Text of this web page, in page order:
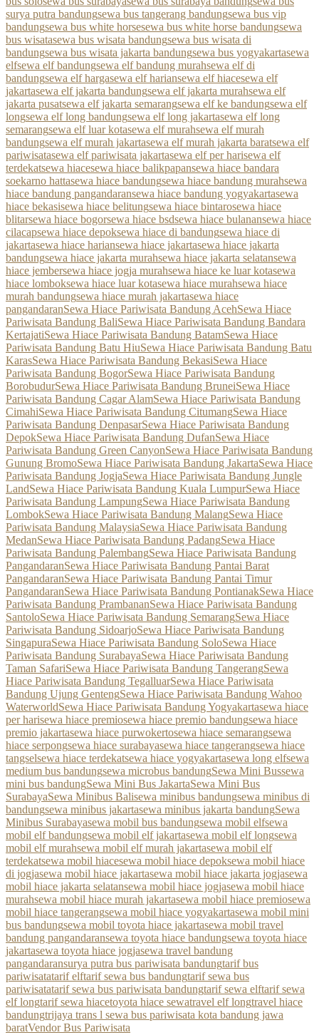
surya putra bandungsewa bus tangerang bandungsewa bus vip
bandungsewa bus white horsesewa bus white horse bandungsewa
bus wisatasewa bus wisata bandungsewa bus wisata di
bandungsewa bus wisata jakarta bandungsewa bus yogyakartasewa
elfsewa elf bandungsewa elf bandung murahsewa elf di
bandungsewa elf hargasewa elf hariansewa elf hiacesewa elf
jakartasewa elf jakarta bandungsewa elf jakarta murahsewa elf
jakarta pusatsewa elf jakarta semarangsewa elf ke bandungsewa elf
longsewa elf long bandungsewa elf long jakartasewa elf long
semarangsewa elf luar kotasewa elf murahsewa elf murah
bandungsewa elf murah jakartasewa elf murah jakarta baratsewa elf
pariwisatasewa elf pariwisata jakartasewa elf per harisewa elf
terdekatsewa hiacesewa hiace balikpapansewa hiace bandara
soekarno hattasewa hiace bandungsewa hiace bandung murahsewa
hiace bandung pangandaransewa hiace bandung yogyakartasewa
hiace bekasisewa hiace belitungsewa hiace bintarosewa hiace
blitarsewa hiace bogorsewa hiace bsdsewa hiace bulanansewa hiace
cilacapsewa hiace depoksewa hiace di bandungsewa hiace di
jakartasewa hiace hariansewa hiace jakartasewa hiace jakarta
bandungsewa hiace jakarta murahsewa hiace jakarta selatansewa
hiace jembersewa hiace jogja murahsewa hiace ke luar kotasewa
hiace lomboksewa hiace luar kotasewa hiace murahsewa hiace
murah bandungsewa hiace murah jakartasewa hiace
pangandaranSewa Hiace Pariwisata Bandung AcehSewa Hiace
Pariwisata Bandung BaliSewa Hiace Pariwisata Bandung Bandara
KertajatiSewa Hiace Pariwisata Bandung BatamSewa Hiace
Pariwisata Bandung Batu HiuSewa Hiace Pariwisata Bandung Batu
KarasSewa Hiace Pariwisata Bandung BekasiSewa Hiace
Pariwisata Bandung BogorSewa Hiace Pariwisata Bandung
BorobudurSewa Hiace Pariwisata Bandung BruneiSewa Hiace
Pariwisata Bandung Cagar AlamSewa Hiace Pariwisata Bandung
CimahiSewa Hiace Pariwisata Bandung CitumangSewa Hiace
Pariwisata Bandung DenpasarSewa Hiace Pariwisata Bandung
DepokSewa Hiace Pariwisata Bandung DufanSewa Hiace
Pariwisata Bandung Green CanyonSewa Hiace Pariwisata Bandung
Gunung BromoSewa Hiace Pariwisata Bandung JakartaSewa Hiace
Pariwisata Bandung JogjaSewa Hiace Pariwisata Bandung Jungle
LandSewa Hiace Pariwisata Bandung Kuala LumpurSewa Hiace
Pariwisata Bandung LampungSewa Hiace Pariwisata Bandung
LombokSewa Hiace Pariwisata Bandung MalangSewa Hiace
Pariwisata Bandung MalaysiaSewa Hiace Pariwisata Bandung
MedanSewa Hiace Pariwisata Bandung PadangSewa Hiace
Pariwisata Bandung PalembangSewa Hiace Pariwisata Bandung
PangandaranSewa Hiace Pariwisata Bandung Pantai Barat
PangandaranSewa Hiace Pariwisata Bandung Pantai Timur
PangandaranSewa Hiace Pariwisata Bandung PontianakSewa Hiace
Pariwisata Bandung PrambananSewa Hiace Pariwisata Bandung
SantoloSewa Hiace Pariwisata Bandung SemarangSewa Hiace
Pariwisata Bandung SidoarjoSewa Hiace Pariwisata Bandung
SingapuraSewa Hiace Pariwisata Bandung SoloSewa Hiace
Pariwisata Bandung SurabayaSewa Hiace Pariwisata Bandung
Taman SafariSewa Hiace Pariwisata Bandung TangerangSewa
Hiace Pariwisata Bandung TegalluarSewa Hiace Pariwisata
Bandung Ujung GentengSewa Hiace Pariwisata Bandung Wahoo
WaterworldSewa Hiace Pariwisata Bandung Yogyakartasewa hiace
per harisewa hiace premiosewa hiace premio bandungsewa hiace
premio jakartasewa hiace purwokertosewa hiace semarangsewa
hiace serpongsewa hiace surabayasewa hiace tangerangsewa hiace
tangselsewa hiace terdekatsewa hiace yogyakartasewa long elfsewa
medium bus bandungsewa microbus bandungSewa Mini Bussewa
mini bus bandungSewa Mini Bus JakartaSewa Mini Bus
SurabayaSewa Minibus Balisewa minibus bandungsewa minibus di
bandungsewa minibus jakartasewa minibus jakarta bandungSewa
Minibus Surabayasewa mobil bus bandungsewa mobil elfsewa
mobil elf bandungsewa mobil elf jakartasewa mobil elf longsewa
mobil elf murahsewa mobil elf murah jakartasewa mobil elf
terdekatsewa mobil hiacesewa mobil hiace depoksewa mobil hiace
di jogjasewa mobil hiace jakartasewa mobil hiace jakarta jogjasewa
mobil hiace jakarta selatansewa mobil hiace jogjasewa mobil hiace
murahsewa mobil hiace murah jakartasewa mobil hiace premiosewa
mobil hiace tangerangsewa mobil hiace yogyakartasewa mobil mini
bus bandungsewa mobil toyota hiace jakartasewa mobil travel
bandung pangandaransewa toyota hiace bandungsewa toyota hiace
jakartasewa toyota hiace jogjasewa travel bandung
pangandaransurya putra bus pariwisata bandungtarif bus
pariwisatatarif elftarif sewa bus bandungtarif sewa bus
pariwisatatarif sewa bus pariwisata bandungtarif sewa elftarif sewa
elf longtarif sewa hiacetoyota hiace sewatravel elf longtravel hiace
bandungtrijaya trans l sewa bus pariwisata kota bandung jawa
baratVendor Bus Pariwisata